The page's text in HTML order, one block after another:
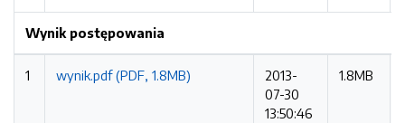
Wynik postępowania
1 wynik.pdf (PDF, 1.8MB)
2013-
07-30
13:50:46
1.8MB